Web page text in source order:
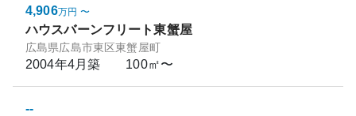
4,906万円 〜
ハウスバーンフリート東蟹屋
広島県広島市東区東蟹屋町
2004年4月築 100㎡〜
--